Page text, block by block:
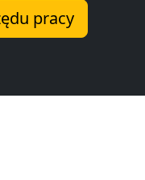
pracy